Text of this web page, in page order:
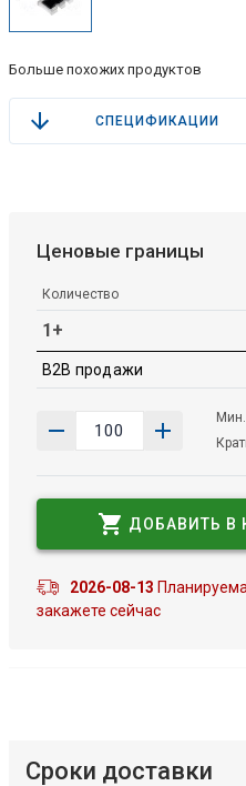
Больше похожих продуктов
СПЕЦИФИКАЦИИ
Ценовые границы
Количество
1+
B2B продажи
ДОБАВИТЬ В
2026-08-13
закажете сейчас
Сроки доставки